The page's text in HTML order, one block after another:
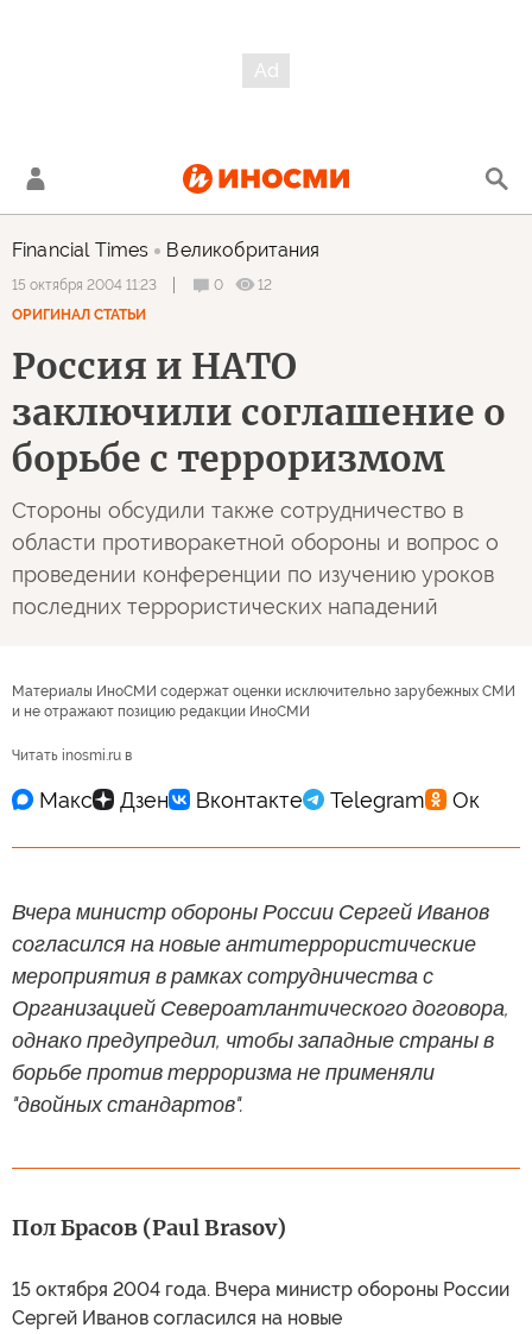
Financial Times Великобритания
15 октября 2004 11:23 0
12
ОРИГИНАЛ СТАТЬИ
Россия и НАТО
заключили соглашение о
борьбе с терроризмом
Стороны обсудили также сотрудничество в
области противоракетной обороны и вопрос о
проведении конференции по изучению уроков
последних террористических нападений
Материалы ИноСМИ содержат оценки исключительно зарубежных СМИ
и не отражают позицию редакции ИноСМИ
Читать inosmi.ru в
Вчера министр обороны России Сергей Иванов
согласился на новые антитеррористические
мероприятия в рамках сотрудничества с
Организацией Североатлантического договора,
однако предупредил, чтобы западные страны в
борьбе против терроризма не применяли
"двойных стандартов".
Пол Брасов (Paul Brasov)
15 октября 2004 года. Вчера министр обороны России
Сергей Иванов согласился на новые